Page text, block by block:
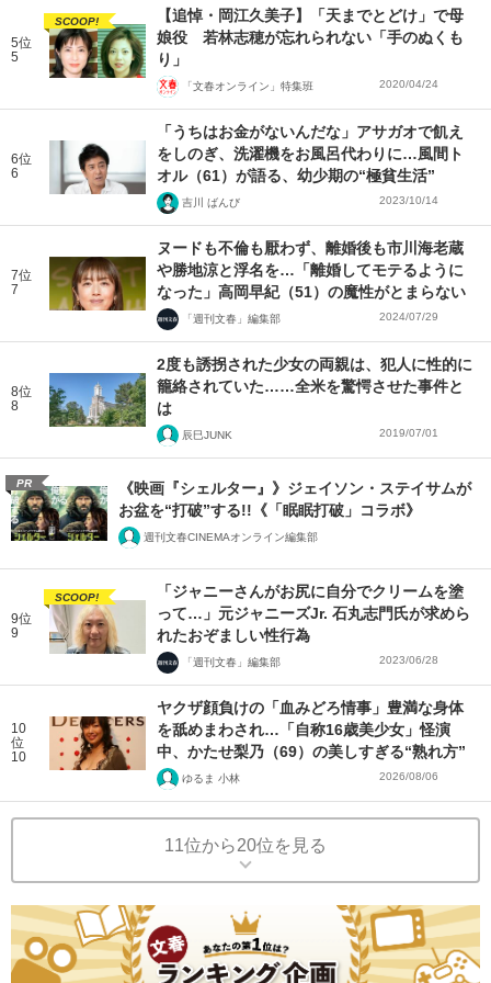
5位
5
SCOOP!
【追悼・岡江久美子】「天までとどけ」で母
娘役 若林志穂が忘れられない「手のぬくも
り」
「文春オンライン」特集班 2020/04/24
6位
6
「うちはお金がないんだな」アサガオで飢え
をしのぎ、洗濯機をお風呂代わりに…風間ト
オル（61）が語る、幼少期の“極貧生活”
吉川 ばんび 2023/10/14
7位
7
ヌードも不倫も厭わず、離婚後も市川海老蔵
や勝地涼と浮名を…「離婚してモテるように
なった」高岡早紀（51）の魔性がとまらない
「週刊文春」編集部 2024/07/29
8位
8
2度も誘拐された少女の両親は、犯人に性的に
籠絡されていた……全米を驚愕させた事件と
は
辰巳JUNK 2019/07/01
PR
《映画『シェルター』》ジェイソン・ステイサムが
お盆を“打破”する!!《「眠眠打破」コラボ》
週刊文春CINEMAオンライン編集部
9位
9
SCOOP!
「ジャニーさんがお尻に自分でクリームを塗
って…」元ジャニーズJr. 石丸志門氏が求めら
れたおぞましい性行為
「週刊文春」編集部 2023/06/28
10
位
10
ヤクザ顔負けの「血みどろ情事」豊満な身体
を舐めまわされ…「自称16歳美少女」怪演
中、かたせ梨乃（69）の美しすぎる“熟れ方”
ゆるま 小林 2026/08/06
11位から20位を見る